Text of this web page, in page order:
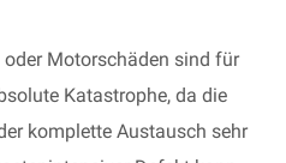
Motorschäden sind für
Katastrophe, da die
komplette Austausch sehr